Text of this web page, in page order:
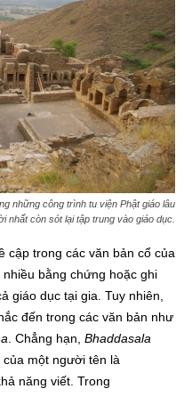
những công trình tu viện Phật giáo lâu
nhất còn sót lại tập trung vào giáo dục.
cập trong các văn bản cổ của
bằng chứng hoặc ghi
giáo dục tại gia. Tuy nhiên,
đến trong các văn bản như
. Chẳng hạn, Bhaddasala
của một người tên là
năng viết. Trong